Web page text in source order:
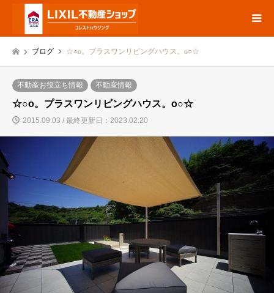
ブログ ☆○o。プラスワンリビングハウス。o○☆
不動産お役立ち情報 不動産情報
☆○o。プラスワンリビングハウス。o○☆
2015.09.03 / 最終更新日：2023.02.20